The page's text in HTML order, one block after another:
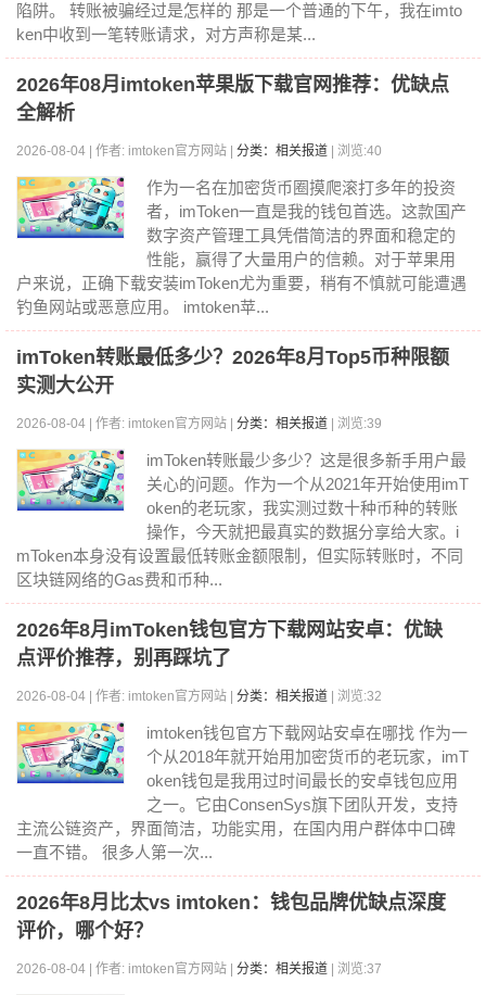
陷阱。 转账被骗经过是怎样的 那是一个普通的下午，我在imto
ken中收到一笔转账请求，对方声称是某...
2026年08月imtoken苹果版下载官网推荐：优缺点
全解析
2026-08-04 | 作者: imtoken官方网站 | 分类：相关报道 | 浏览:40
作为一名在加密货币圈摸爬滚打多年的投资
者，imToken一直是我的钱包首选。这款国产
数字资产管理工具凭借简洁的界面和稳定的
性能，赢得了大量用户的信赖。对于苹果用
户来说，正确下载安装imToken尤为重要，稍有不慎就可能遭遇
钓鱼网站或恶意应用。 imtoken苹...
imToken转账最低多少？2026年8月Top5币种限额
实测大公开
2026-08-04 | 作者: imtoken官方网站 | 分类：相关报道 | 浏览:39
imToken转账最少多少？这是很多新手用户最
关心的问题。作为一个从2021年开始使用imT
oken的老玩家，我实测过数十种币种的转账
操作，今天就把最真实的数据分享给大家。i
mToken本身没有设置最低转账金额限制，但实际转账时，不同
区块链网络的Gas费和币种...
2026年8月imToken钱包官方下载网站安卓：优缺
点评价推荐，别再踩坑了
2026-08-04 | 作者: imtoken官方网站 | 分类：相关报道 | 浏览:32
imtoken钱包官方下载网站安卓在哪找 作为一
个从2018年就开始用加密货币的老玩家，imT
oken钱包是我用过时间最长的安卓钱包应用
之一。它由ConsenSys旗下团队开发，支持
主流公链资产，界面简洁，功能实用，在国内用户群体中口碑
一直不错。 很多人第一次...
2026年8月比太vs imtoken：钱包品牌优缺点深度
评价，哪个好？
2026-08-04 | 作者: imtoken官方网站 | 分类：相关报道 | 浏览:37